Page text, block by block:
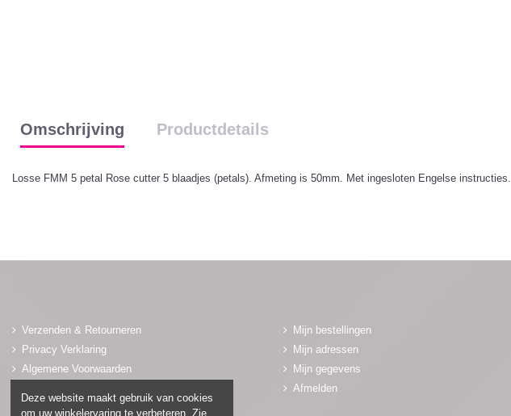
Omschrijving Productdetails
Losse FMM 5 petal Rose cutter 5 blaadjes (petals). Afmeting is 50mm. Met ingesloten Engelse instructies.
Verzenden & Retourneren
Privacy Verklaring
Algemene Voorwaarden
Mijn bestellingen
Mijn adressen
Mijn gegevens
Afmelden
Deze website maakt gebruik van cookies
om uw winkelervaring te verbeteren. Zie